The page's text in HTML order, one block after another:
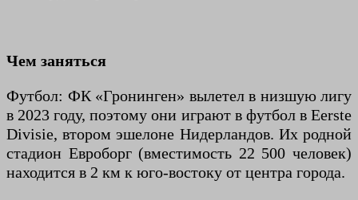
Чем заняться
Футбол: ФК «Гронинген» вылетел в низшую лигу
в 2023 году, поэтому они играют в футбол в Eerste
Divisie, втором эшелоне Нидерландов. Их родной
стадион Евроборг (вместимость 22 500 человек)
находится в 2 км к юго-востоку от центра города.